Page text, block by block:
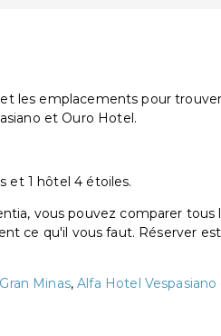
et les emplacements pour
et Ouro Hotel.
et 1 hôtel 4 étoiles.
vous pouvez comparer tous
ce qu'il vous faut. Réserver
Minas,Alfa Hotel Vespasiano